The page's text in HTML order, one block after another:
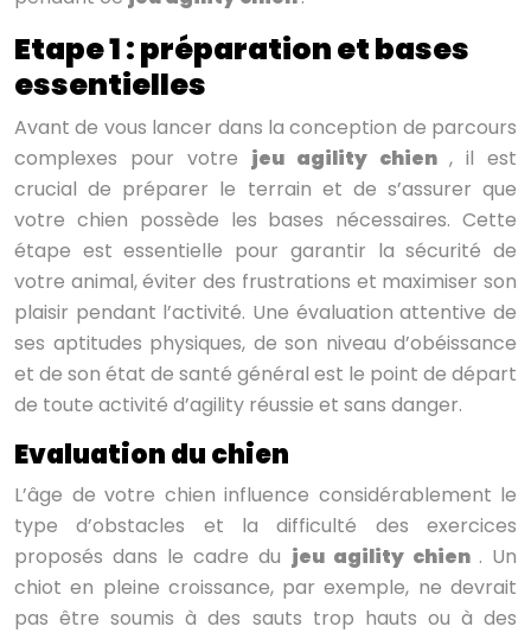
Etape 1 : préparation et bases
essentielles
Avant de vous lancer dans la conception de parcours
complexes pour votre jeu agility chien , il est
crucial de préparer le terrain et de s’assurer que
votre chien possède les bases nécessaires. Cette
étape est essentielle pour garantir la sécurité de
votre animal, éviter des frustrations et maximiser son
plaisir pendant l’activité. Une évaluation attentive de
ses aptitudes physiques, de son niveau d’obéissance
et de son état de santé général est le point de départ
de toute activité d’agility réussie et sans danger.
Evaluation du chien
L’âge de votre chien influence considérablement le
type d’obstacles et la difficulté des exercices
proposés dans le cadre du jeu agility chien . Un
chiot en pleine croissance, par exemple, ne devrait
pas être soumis à des sauts trop hauts ou à des